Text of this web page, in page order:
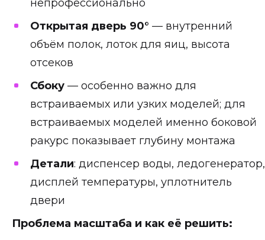
непрофессионально
Открытая дверь 90° — внутренний
объём полок, лоток для яиц, высота
отсеков
Сбоку— особенно важно для
встраиваемых или узких моделей; для
встраиваемых моделей именно боковой
ракурс показывает глубину монтажа
Детали: диспенсер воды, ледогенератор,
дисплей температуры, уплотнитель
двери
Проблема масштаба и как её решить: